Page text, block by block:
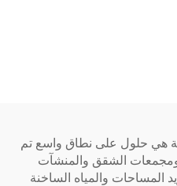
هي حلول على نطاق واسع تم
الشقق والمنشآت
المساحات والمياه الساخنة